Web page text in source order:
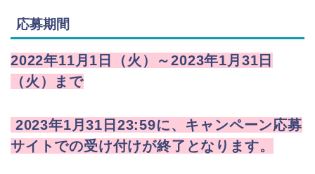
応募期間
2022年11月1日（火）～2023年1月31日
（火）まで
2023年1月31日23:59に、キャンペーン応募
サイトでの受け付けが終了となります。